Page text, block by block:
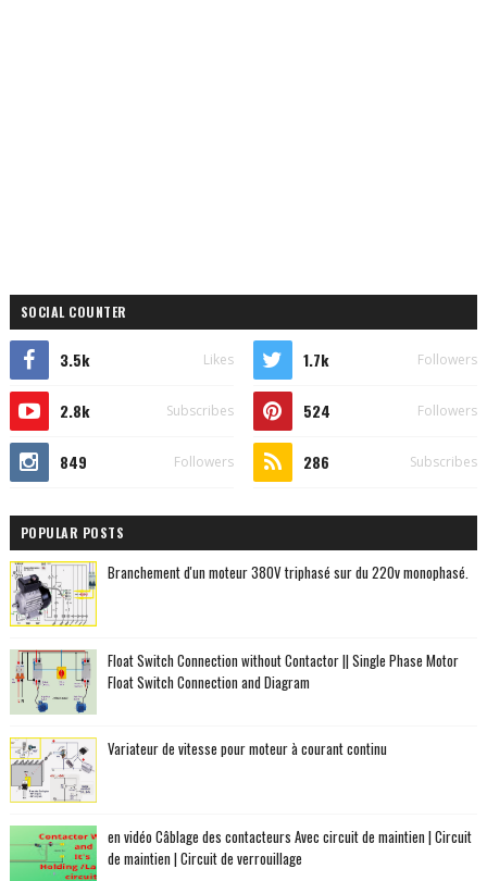
SOCIAL COUNTER
3.5k Likes 1.7k Followers
2.8k Subscribes 524 Followers
849 Followers 286 Subscribes
POPULAR POSTS
Branchement d'un moteur 380V triphasé sur du 220v monophasé.
Float Switch Connection without Contactor || Single Phase Motor
Float Switch Connection and Diagram
Variateur de vitesse pour moteur à courant continu
en vidéo Câblage des contacteurs Avec circuit de maintien | Circuit
de maintien | Circuit de verrouillage